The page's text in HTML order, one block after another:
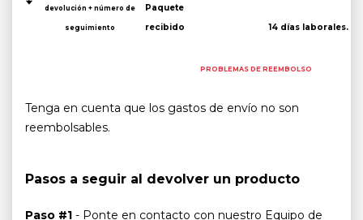
devolución + número de
seguimiento
Paquete
recibido
14 días laborales.
PROBLEMAS DE REEMBOLSO
Tenga en cuenta que los gastos de envío no son
reembolsables.
Pasos a seguir al devolver un producto
Paso #1 - Ponte en contacto con nuestro Equipo de